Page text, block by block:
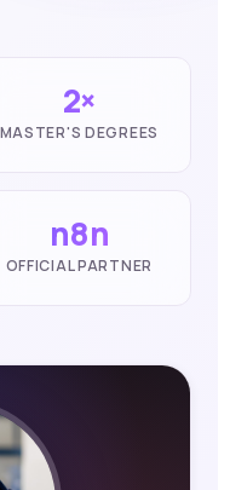
2×
MASTER'S DEGREES
n8n
OFFICIAL PARTNER